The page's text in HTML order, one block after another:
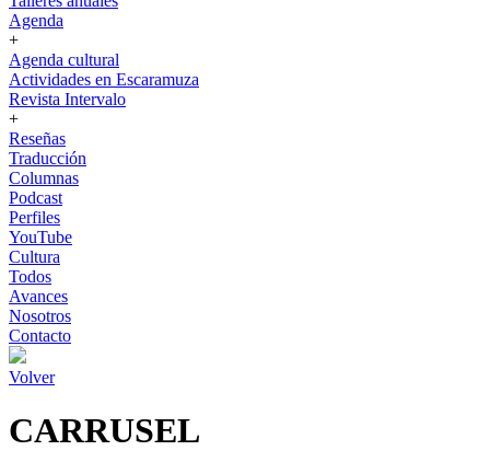
Agenda
+
Agenda cultural
Actividades en Escaramuza
Revista Intervalo
+
Reseñas
Traducción
Columnas
Podcast
Perfiles
YouTube
Cultura
Todos
Avances
Nosotros
Contacto
Volver
CARRUSEL